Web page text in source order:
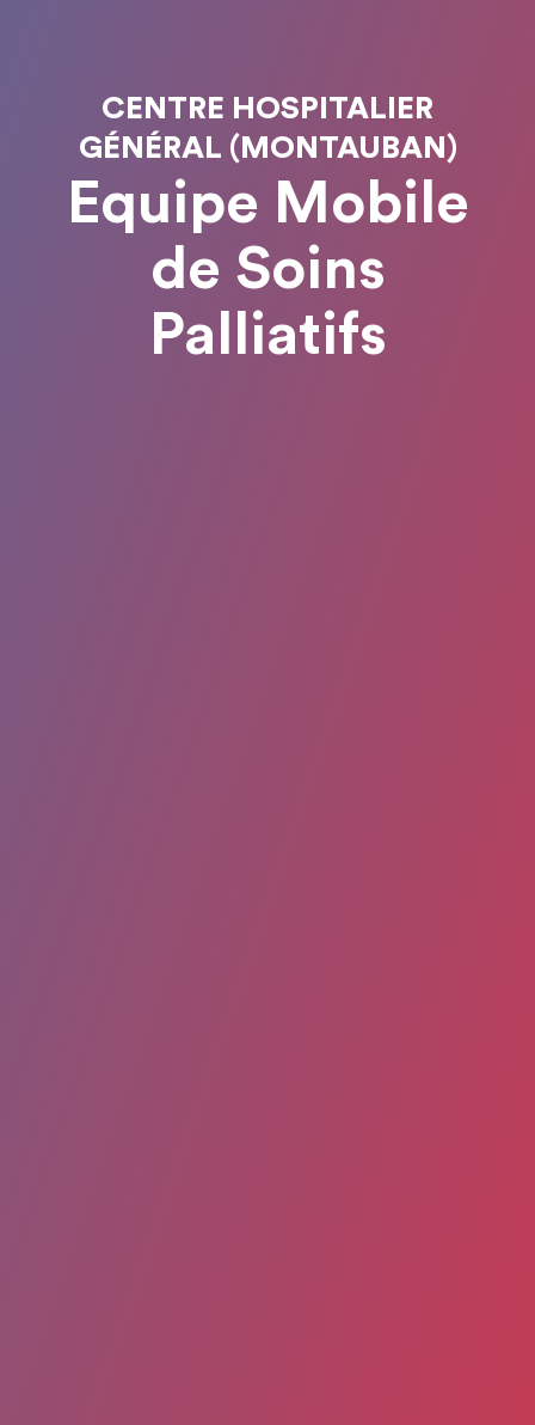
CENTRE HOSPITALIER
GÉNÉRAL (MONTAUBAN)
Equipe Mobile
de Soins
Palliatifs